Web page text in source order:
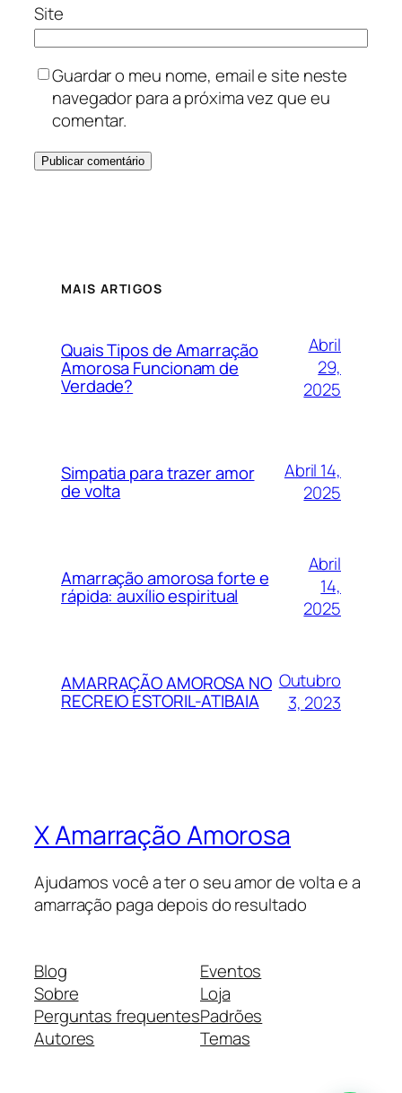
Site
Guardar o meu nome, email e site neste
navegador para a próxima vez que eu
comentar.
MAIS ARTIGOS
Quais Tipos de Amarração
Amorosa Funcionam de
Verdade?
Abril
29,
2025
Simpatia para trazer amor
de volta
Abril 14,
2025
Amarração amorosa forte e
rápida: auxílio espiritual
Abril
14,
2025
AMARRAÇÃO AMOROSA NO
RECREIO ESTORIL-ATIBAIA
Outubro
3, 2023
X Amarração Amorosa
Ajudamos você a ter o seu amor de volta e a
amarração paga depois do resultado
Blog
Sobre
Perguntas frequentes
Autores
Eventos
Loja
Padrões
Temas